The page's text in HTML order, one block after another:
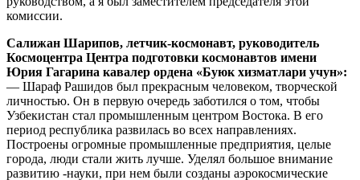
комиссии.
Салижан Шарипов, летчик-космонавт, руководитель
Космоцентра Центра подготовки космонавтов имени
Юрия Гагарина кавалер ордена «Буюк хизматлари учун»:
— Шараф Рашидов был прекрасным человеком, творческой
личностью. Он в первую очередь заботился о том, чтобы
Узбекистан стал промышленным центром Востока. В его
период республика развилась во всех направлениях.
Построены огромные промышленные предприятия, целые
города, люди стали жить лучше. Уделял большое внимание
развитию -науки, при нем были созданы аэрокосмические